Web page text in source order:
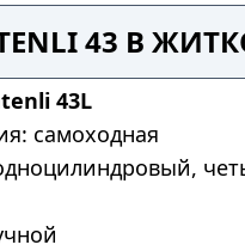
43 В
43L
самоходная